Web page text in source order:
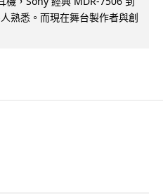
熟悉。而現在舞台製作者與創